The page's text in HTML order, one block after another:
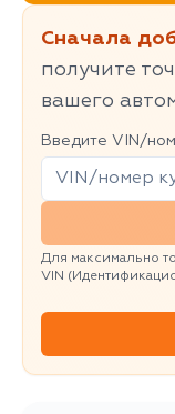
Сначала
получите
вашего
Введите VIN/
Для максимально
VIN